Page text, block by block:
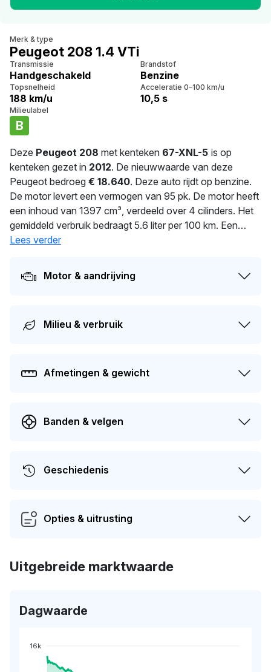
Merk & type
Peugeot 208 1.4 VTi
Transmissie
Handgeschakeld
Brandstof
Benzine
Topsnelheid
188 km/u
Acceleratie 0–100 km/u
10,5 s
Milieulabel
B
Deze Peugeot 208 met kenteken 67-XNL-5 is op
kenteken gezet in 2012. De nieuwwaarde van deze
Peugeot bedroeg € 18.640. Deze auto rijdt op benzine.
De motor levert een vermogen van 95 pk. De motor heeft
een inhoud van 1397 cm³, verdeeld over 4 cilinders. Het
gemiddeld verbruik bedraagt 5.6 liter per 100 km. Een
uitgebalanceerd gewicht van 1.145 kg voor optimale
dezelfde eigenaar. De APK is geldig tot 03-05-2027. De
auto heeft sinds de registratie 2 keer van eigenaar
Lees verder
Motor & aandrijving
Milieu & verbruik
Afmetingen & gewicht
Banden & velgen
Geschiedenis
Opties & uitrusting
Uitgebreide marktwaarde
Dagwaarde
16k